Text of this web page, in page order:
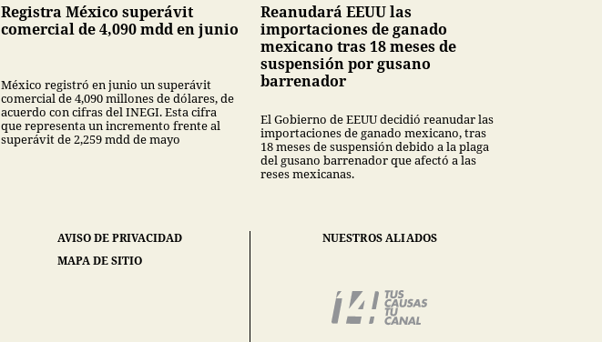
Registra México superávit
comercial de 4,090 mdd en junio
México registró en junio un superávit
comercial de 4,090 millones de dólares, de
acuerdo con cifras del INEGI. Esta cifra
que representa un incremento frente al
superávit de 2,259 mdd de mayo
Reanudará EEUU las
importaciones de ganado
mexicano tras 18 meses de
suspensión por gusano
barrenador
El Gobierno de EEUU decidió reanudar las
importaciones de ganado mexicano, tras
18 meses de suspensión debido a la plaga
del gusano barrenador que afectó a las
reses mexicanas.
AVISO DE PRIVACIDAD
MAPA DE SITIO
NUESTROS ALIADOS